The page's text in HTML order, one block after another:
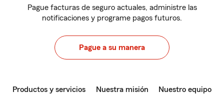
Pague facturas de seguro actuales, administre las
notificaciones y programe pagos futuros.
Pague a su manera
Productos y servicios Nuestra misión Nuestro equipo